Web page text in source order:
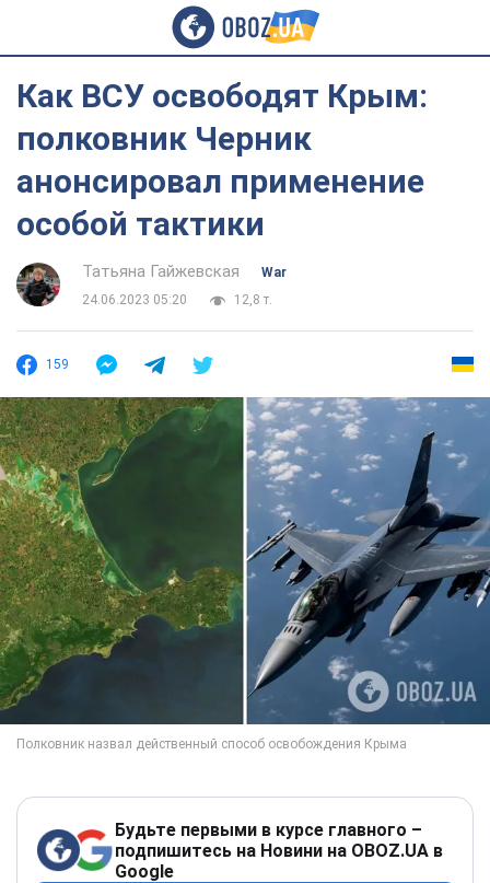
Как ВСУ освободят Крым:
полковник Черник
анонсировал применение
особой тактики
Татьяна Гайжевская
War
24.06.2023 05:20
12,8 т.
159
Будьте первыми в курсе главного –
подпишитесь на Новини на OBOZ.UA в
Google